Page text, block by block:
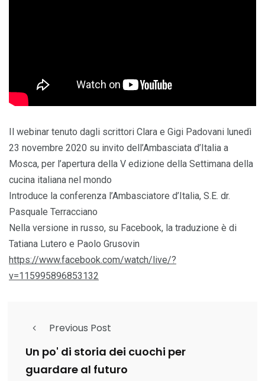
Il webinar tenuto dagli scrittori Clara e Gigi Padovani lunedì
23 novembre 2020 su invito dell’Ambasciata d’Italia a
Mosca, per l’apertura della V edizione della Settimana della
cucina italiana nel mondo
Introduce la conferenza l’Ambasciatore d’Italia, S.E. dr.
Pasquale Terracciano
Nella versione in russo, su Facebook, la traduzione è di
Tatiana Lutero e Paolo Grusovin
https://www.facebook.com/watch/live/?
v=115995896853132
Previous Post
Un po' di storia dei cuochi per
guardare al futuro